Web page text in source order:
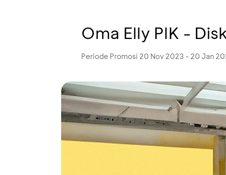
Oma Elly PIK -
Periode Promosi 20 Nov 2023 - 20 Jan